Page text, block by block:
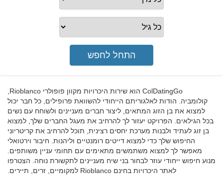
קולומביה. הודות לאלגוריתם הייחודי להשוואת פרופילים, כל חבר יכול
למצוא את בן הזוג המתאים, ליצור חברים מעניינים ולשוחח עם נשים
בכל הגילאים. הפרויקט יעזור לך להרחיב את מעגל החברים שלך, למצוא
בן זוג לעתיד ולבנות מערכת יחסים רצינית, תוכל להרחיב את קריטריוני
החיפוש שלך כדי למצוא דייטים רומנטיים וליהנות. חיבור וירטואלי
מאפשר לך למצוא משתמשים מתאימים עם תחומי עניין משותפים.
מנוע חיפוש ייחודי עוזר לבחור בני שיח מעניינים לתקשורת נוחה. הצטרפו
לאתר היכרויות בחינם Rioblanco למקומיים, זרים, תיירים.